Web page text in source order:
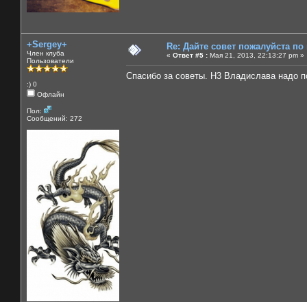
+Sergey+
Член клуба
Пользователи
:) 0
Офлайн
Пол:
Сообщений: 272
Re: Дайте совет пожалуйста
« Ответ #5 : Мая 21, 2013, 22:13:27 pm »
Спасибо за советы. Н3 Владислава надо